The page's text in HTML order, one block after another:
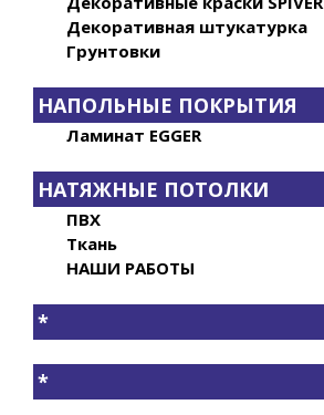
Декоративная штукатурка
Грунтовки
НАПОЛЬНЫЕ ПОКРЫТИЯ
Ламинат EGGER
НАТЯЖНЫЕ ПОТОЛКИ
ПВХ
Ткань
НАШИ РАБОТЫ
*
*